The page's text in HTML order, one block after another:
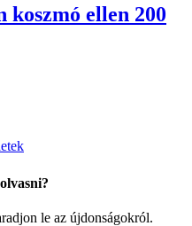
koszmó ellen 200
le az újdonságokról.